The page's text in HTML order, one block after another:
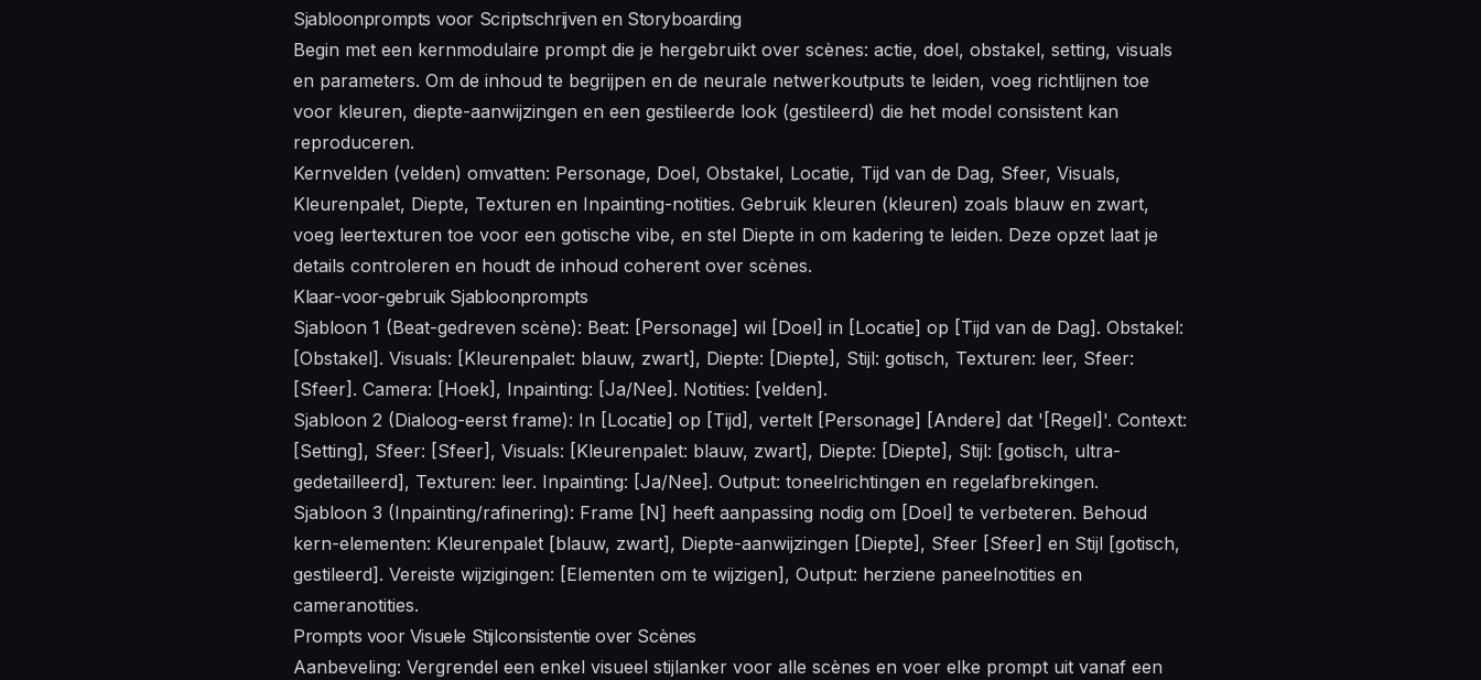
Sjabloonprompts voor Scriptschrijven en Storyboarding
Begin met een kernmodulaire prompt die je hergebruikt over scènes: actie, doel, obstakel, setting, visuals
en parameters. Om de inhoud te begrijpen en de neurale netwerkoutputs te leiden, voeg richtlijnen toe
voor kleuren, diepte-aanwijzingen en een gestileerde look (gestileerd) die het model consistent kan
reproduceren.
Kernvelden (velden) omvatten: Personage, Doel, Obstakel, Locatie, Tijd van de Dag, Sfeer, Visuals,
Kleurenpalet, Diepte, Texturen en Inpainting-notities. Gebruik kleuren (kleuren) zoals blauw en zwart,
voeg leertexturen toe voor een gotische vibe, en stel Diepte in om kadering te leiden. Deze opzet laat je
details controleren en houdt de inhoud coherent over scènes.
Klaar-voor-gebruik Sjabloonprompts
Sjabloon 1 (Beat-gedreven scène): Beat: [Personage] wil [Doel] in [Locatie] op [Tijd van de Dag]. Obstakel:
[Obstakel]. Visuals: [Kleurenpalet: blauw, zwart], Diepte: [Diepte], Stijl: gotisch, Texturen: leer, Sfeer:
[Sfeer]. Camera: [Hoek], Inpainting: [Ja/Nee]. Notities: [velden].
Sjabloon 2 (Dialoog-eerst frame): In [Locatie] op [Tijd], vertelt [Personage] [Andere] dat '[Regel]'. Context:
[Setting], Sfeer: [Sfeer], Visuals: [Kleurenpalet: blauw, zwart], Diepte: [Diepte], Stijl: [gotisch, ultra-
gedetailleerd], Texturen: leer. Inpainting: [Ja/Nee]. Output: toneelrichtingen en regelafbrekingen.
Sjabloon 3 (Inpainting/rafinering): Frame [N] heeft aanpassing nodig om [Doel] te verbeteren. Behoud
kern-elementen: Kleurenpalet [blauw, zwart], Diepte-aanwijzingen [Diepte], Sfeer [Sfeer] en Stijl [gotisch,
gestileerd]. Vereiste wijzigingen: [Elementen om te wijzigen], Output: herziene paneelnotities en
cameranotities.
Prompts voor Visuele Stijlconsistentie over Scènes
Aanbeveling: Vergrendel een enkel visueel stijlanker voor alle scènes en voer elke prompt uit vanaf een